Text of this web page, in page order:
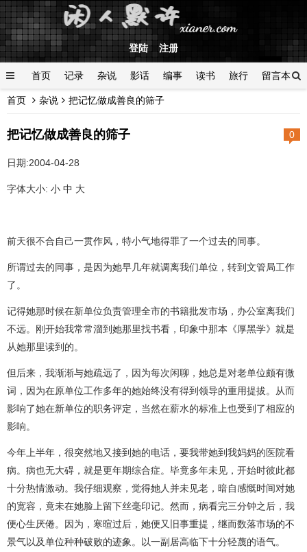
登陆 注册
首页 记录 杂说 影话 编事 读书 旅行 留言本
登陆
首页 杂说 把记忆做成善良的筛子
0
把记忆做成善良的筛子
日期:2004-04-28
字体大小: 小 中 大
前天很不合自己一贯作风，特小气地得罪了一个过去的同事。
所谓过去的同事，是因为她早几年就调离我们单位，转到文管局工作
了。
记得她那时候在新单位负责管理全市的书籍批发市场，办公室离我们
不远。刚开始我常常溜到她那里找书看，印象中那本《厚黑学》就是
从她那里读到的。
但后来，我渐渐与她疏远了，因为每次闲聊，她总是对老单位颇有微
词，因为在原单位工作多年的她始终没有得到领导的重用提拔。从而
影响了她在新单位的职务评定，当然在薪水的标准上也受到了相应的
影响。
今年上半年，很突然地又接到她的电话，要我带她到我妈妈的医院看
病。病也无大碍，就是更年期综合症。毕竟多年未见，开始时彼此都
十分热情激动。我仔细观察，觉得她人并未见老，暗自感慨时间对她
的宽容，竟未在她脸上留下丝毫印记。然而，病看完三分钟之后，我
便心生厌倦。因为，寒暄过后，她便又旧事重提，继而数落市场的不
景气以及单位种种破败的迹象。以一副居高临下十分轻蔑的语气。